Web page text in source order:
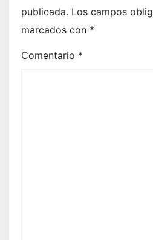
publicada. Los campos
marcados con *
Comentario *